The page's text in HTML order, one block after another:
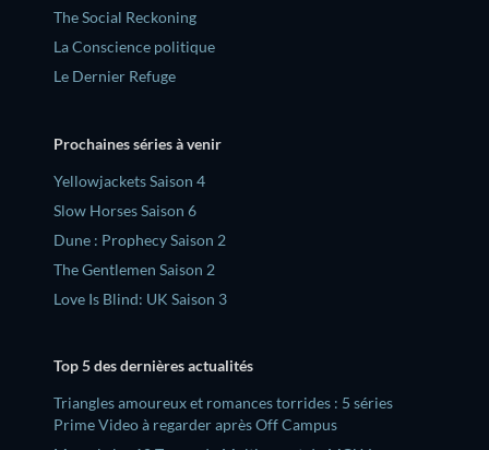
The Social Reckoning
La Conscience politique
Le Dernier Refuge
Prochaines séries à venir
Yellowjackets Saison 4
Slow Horses Saison 6
Dune : Prophecy Saison 2
The Gentlemen Saison 2
Love Is Blind: UK Saison 3
Top 5 des dernières actualités
Triangles amoureux et romances torrides : 5 séries
Prime Video à regarder après Off Campus